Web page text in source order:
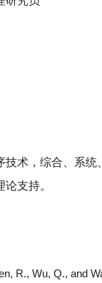
术，综合、系统
支持。
R., Wu, Q., and